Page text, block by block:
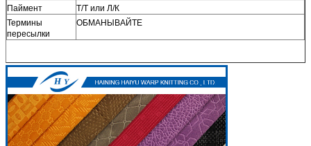
Паймент
Т/Т или Л/К
Термины
пересылки
ОБМАНЫВАЙТЕ